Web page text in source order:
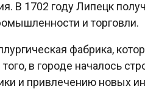
В 1702 году Липецк
и торговли.
фабрика,
в городе началось
и привлечению новых